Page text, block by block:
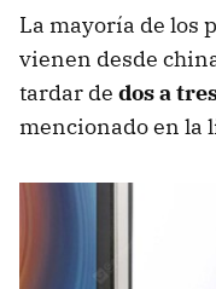
La mayoría de los
vienen desde
tardar de dos a
mencionado en la